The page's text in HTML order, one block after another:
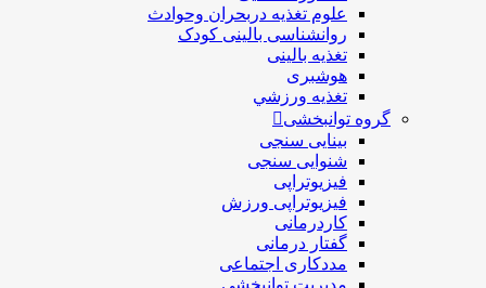
علوم تغذیه دربحران وحوادث
روانشناسی بالینی کودک
تغذیه بالینی
هوشبری
تغذيه ورزشي
گروه توانبخشی
بینایی سنجی
شنوایی سنجی
فیزیوتراپی
فیزیوتراپی ورزش
کاردرمانی
گفتار درمانی
مددکاری اجتماعی
مديريت توانبخشی